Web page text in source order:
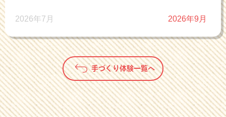
2026年7月 2026年9月
手づくり体験一覧へ